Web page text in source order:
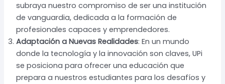
subraya nuestro compromiso de ser una institución
de vanguardia, dedicada a la formación de
profesionales capaces y emprendedores.
Adaptación a Nuevas Realidades: En un mundo
donde la tecnología y la innovación son claves, UPi
se posiciona para ofrecer una educación que
prepara a nuestros estudiantes para los desafíos y